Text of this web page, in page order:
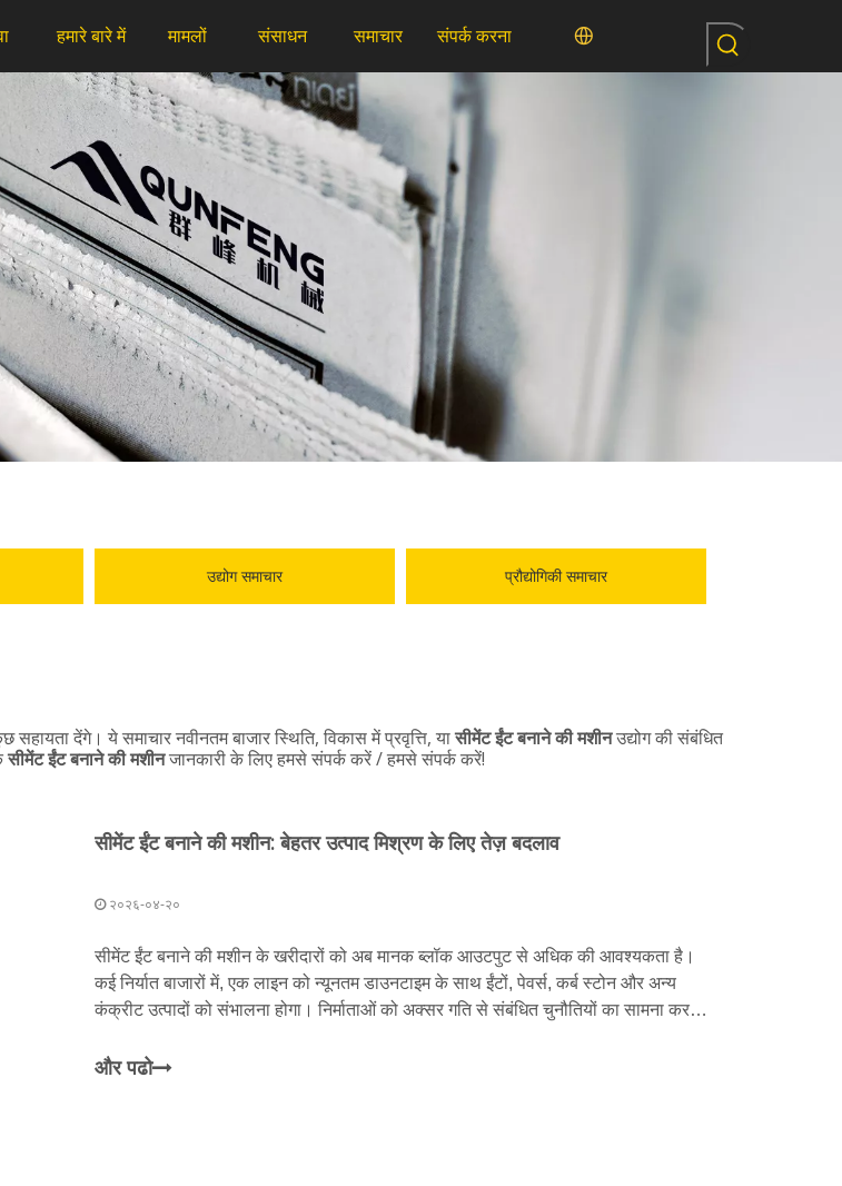
हमारे बारे में मामलों संसाधन समाचार संपर्क करना
उद्योग समाचार प्रौद्योगिकी समाचार
देंगे। ये समाचार नवीनतम बाजार स्थिति, विकास में प्रवृत्ति, यासीमेंट ईंट बनाने की मशीनउद्योग की संबंधित
सीमेंट ईंट बनाने की मशीनजानकारी के लिए हमसे संपर्क करें / हमसे संपर्क करें!
सीमेंट ईंट बनाने की मशीन: बेहतर उत्पाद मिश्रण के लिए तेज़ बदलाव
२०२६-०४-२०
सीमेंट ईंट बनाने की मशीन के खरीदारों को अब मानक ब्लॉक आउटपुट से अधिक की आवश्यकता है।
कई निर्यात बाजारों में, एक लाइन को न्यूनतम डाउनटाइम के साथ ईंटों, पेवर्स, कर्ब स्टोन और अन्य
कंक्रीट उत्पादों को संभालना होगा। निर्माताओं को अक्सर गति से संबंधित चुनौतियों का सामना करना
और पढो